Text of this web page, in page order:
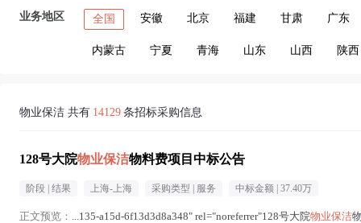
业务地区 全国 安徽 北京 福建 甘肃 广东
内蒙古 宁夏 青海 山东 山西 陕西
物业保洁 共有 14129 条招标采购信息
128号大院物业保洁物料费项目中标公告
阶段 | 结果 上海-上海 采购类型 | 服务 中标金额 | 37.40万
正文预览： ...135-a15d-6f13d3d8a348" rel="noreferrer"128号大院物业保洁